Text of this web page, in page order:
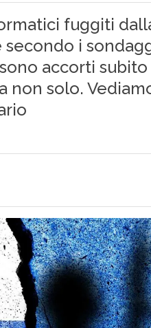
fuggiti
i
accorti
solo.